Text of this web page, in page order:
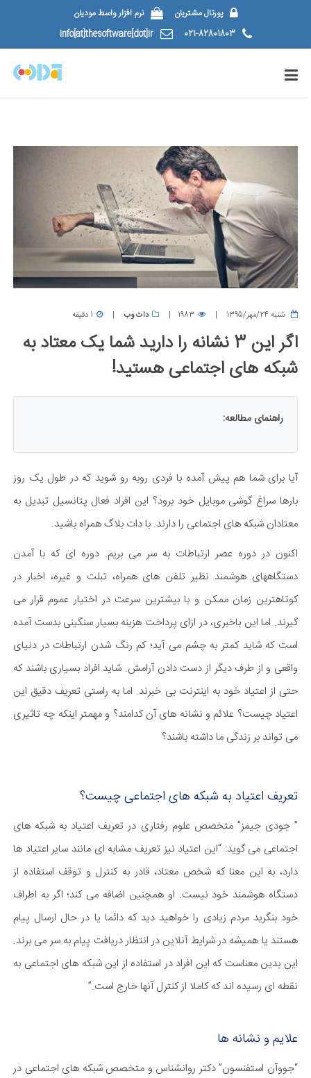
پورتال مشتریان
نرم افزار واسط مودیان
021-82801803
info[at]thesoftware[dot]ir
شنبه 24/مهر/1395 1983 دات وب 1 دقیقه
اگر این 3 نشانه را دارید شما یک معتاد به
شبکه های اجتماعی هستید!
راهنمای مطالعه:
آیا برای شما هم پیش آمده با فردی روبه رو شوید که در طول یک روز
بارها سراغ گوشی موبایل خود برود؟ این افراد فعال پتانسیل تبدیل به
معتادان شبکه های اجتماعی را دارند. با دات بلاگ همراه باشید.
اکنون در دوره عصر ارتباطات به سر می بریم. دوره ای که با آمدن
دستگاههای هوشمند نظیر تلفن های همراه، تبلت و غیره، اخبار در
کوتاهترین زمان ممکن و با بیشترین سرعت در اختیار عموم قرار می
گیرند. اما این باخبری، در ازای پرداخت هزینه بسیار سنگینی بدست آمده
است که شاید کمتر به چشم می آید؛ کم رنگ شدن ارتباطات در دنیای
واقعی و از طرف دیگر از دست دادن آرامش. شاید افراد بسیاری باشند که
حتی از اعتیاد خود به اینترنت بی خبرند. اما به راستی تعریف دقیق این
اعتیاد چیست؟ علائم و نشانه های آن کدامند؟ و مهمتر اینکه چه تاثیری
می تواند بر زندگی ما داشته باشند؟
تعریف اعتیاد به شبکه های اجتماعی چیست؟
” جودی جیمز” متخصص علوم رفتاری در تعریف اعتیاد به شبکه های
اجتماعی می گوید: “این اعتیاد نیز تعریف مشابه ای مانند سایر اعتیاد ها
دارد، به این معنا که شخص معتاد، قادر به کنترل و توقف استفاده از
دستگاه هوشمند خود نیست. او همچنین اضافه می کند؛ اگر به اطراف
خود بنگرید مردم زیادی را خواهید دید که دائما یا در حال ارسال پیام
هستند یا همیشه در شرایط آنلاین در انتظار دریافت پیام به سر می برند.
این بدین معناست که این افراد در استفاده از این شبکه های اجتماعی به
نقطه ای رسیده اند که کاملا از کنترل آنها خارج است.”
علایم و نشانه ها
“جووآن استفنسون” دکتر روانشناس و متخصص شبکه های اجتماعی در